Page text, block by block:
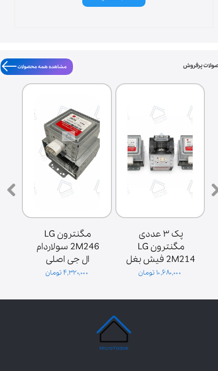
۴,۳۲۰,۰۰۰ تومان ۱۰,۶۸۰,۰۰۰ تومان
مشاهده همه محصولات پرفروش